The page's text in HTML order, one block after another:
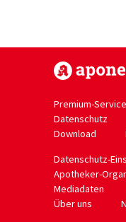
Premium-Service
Datenschutz
Download
Datenschutz-
Apotheker-
Mediadaten
Über uns